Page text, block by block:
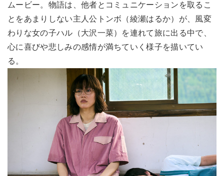
ムービー。物語は、他者とコミュニケーションを取るこ
とをあまりしない主人公トンボ（綾瀬はるか）が、風変
わりな女の子ハル（大沢一菜）を連れて旅に出る中で、
心に喜びや悲しみの感情が満ちていく様子を描いてい
る。